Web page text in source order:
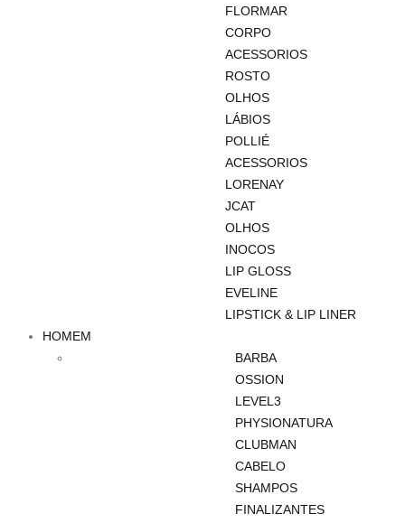
FLORMAR
CORPO
ACESSORIOS
ROSTO
OLHOS
LÁBIOS
POLLIÉ
ACESSORIOS
LORENAY
JCAT
OLHOS
INOCOS
LIP GLOSS
EVELINE
LIPSTICK & LIP LINER
HOMEM
BARBA
OSSION
LEVEL3
PHYSIONATURA
CLUBMAN
CABELO
SHAMPOS
FINALIZANTES